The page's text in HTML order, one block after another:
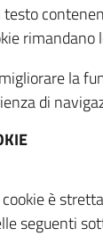
testo
la
di
è
seguenti